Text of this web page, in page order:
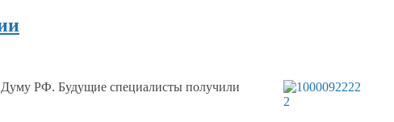
Думу РФ. Будущие специалисты получили